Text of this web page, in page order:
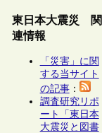
東日本大震災 関
連情報
「災害」に関
する当サイト
の記事：
調査研究リポ
ート「東日本
大震災と図書